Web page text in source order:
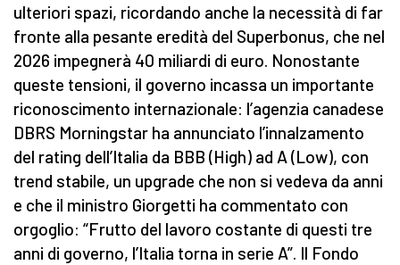
ulteriori spazi, ricordando anche la necessità di far
fronte alla pesante eredità del Superbonus, che nel
2026 impegnerà 40 miliardi di euro. Nonostante
queste tensioni, il governo incassa un importante
riconoscimento internazionale: l’agenzia canadese
DBRS Morningstar ha annunciato l’innalzamento
del rating dell’Italia da BBB (High) ad A (Low), con
trend stabile, un upgrade che non si vedeva da anni
e che il ministro Giorgetti ha commentato con
orgoglio: “Frutto del lavoro costante di questi tre
anni di governo, l’Italia torna in serie A”. Il Fondo